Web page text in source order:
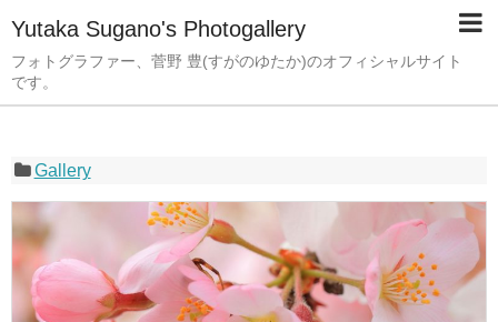
Yutaka Sugano's Photogallery
フォトグラファー、菅野 豊(すがのゆたか)のオフィシャルサイト
です。
Gallery